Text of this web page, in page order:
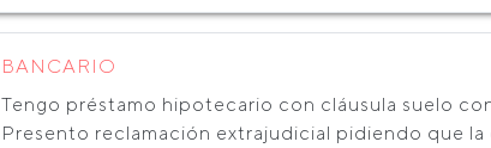
BANCARIO
Tengo préstamo hipotecario con cláusula suelo
Presento reclamación extrajudicial pidiendo que la